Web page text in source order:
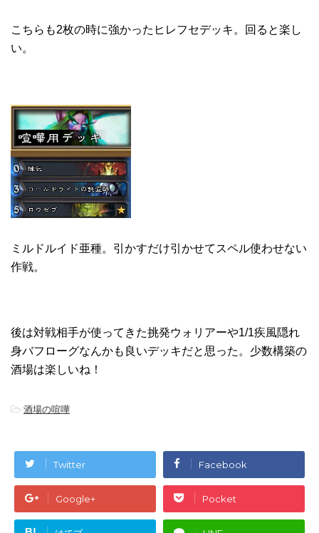
こちらも2枚の時に強かったヒレフセデッキ。回ると楽し
い。
ミルドルイド亜種。引かすだけ引かせてスペル使わせない
作戦。
後は対戦相手が使ってきた挑発ウォリアーや1/1疾風隠れ
身バフローグなんかも良いデッキだと思った。少数構築の
酒場は楽しいね！
-酒場の喧嘩
Twitter Facebook
Google+ Pocket